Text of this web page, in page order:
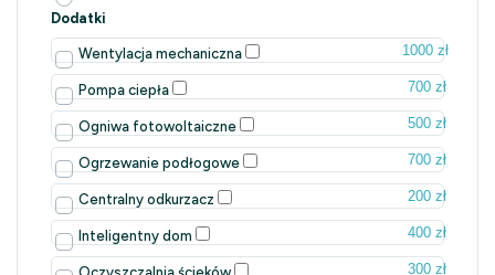
Dodatki
Wentylacja mechaniczna 1000 zł
Pompa ciepła 700 zł
Ogniwa fotowoltaiczne 500 zł
Ogrzewanie podłogowe 700 zł
Centralny odkurzacz 200 zł
Inteligentny dom 400 zł
300 zł